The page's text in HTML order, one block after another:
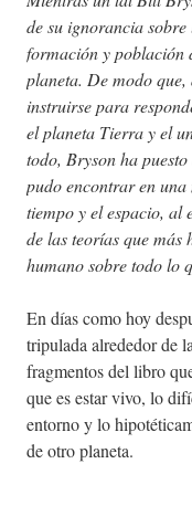
de su ignorancia
formación y población
planeta. De modo
instruirse para
el planeta Tierra y el
todo, Bryson ha
pudo encontrar en
tiempo y el espacio, al
de las teorías que
humano sobre todo lo
En días como hoy
tripulada alrededor de
fragmentos del libro
que es estar vivo, lo
entorno y lo
de otro planeta.